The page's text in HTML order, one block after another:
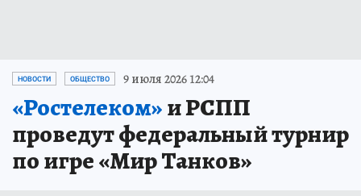
НОВОСТИ ОБЩЕСТВО 9 июля 2026 12:04
«Ростелеком»и РСПП
проведут федеральный турнир
по игре «Мир Танков»